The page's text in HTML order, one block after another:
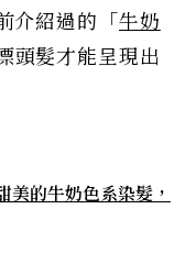
介紹過的「 牛奶
頭髮才能呈現出
的牛奶色系染髮，